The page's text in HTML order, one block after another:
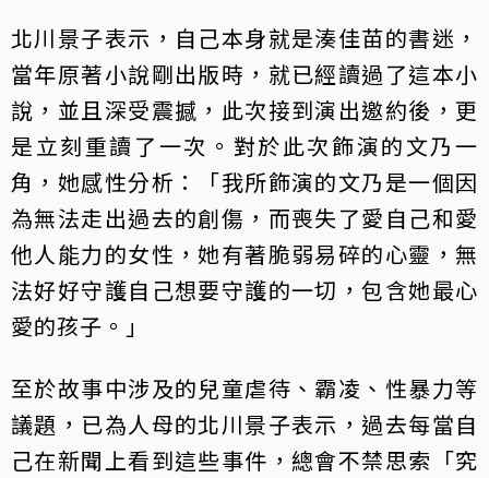
北川景子表示，自己本身就是湊佳苗的書迷，
當年原著小說剛出版時，就已經讀過了這本小
說，並且深受震撼，此次接到演出邀約後，更
是立刻重讀了一次。對於此次飾演的文乃一
角，她感性分析：「我所飾演的文乃是一個因
為無法走出過去的創傷，而喪失了愛自己和愛
他人能力的女性，她有著脆弱易碎的心靈，無
法好好守護自己想要守護的一切，包含她最心
愛的孩子。」
至於故事中涉及的兒童虐待、霸凌、性暴力等
議題，已為人母的北川景子表示，過去每當自
己在新聞上看到這些事件，總會不禁思索「究